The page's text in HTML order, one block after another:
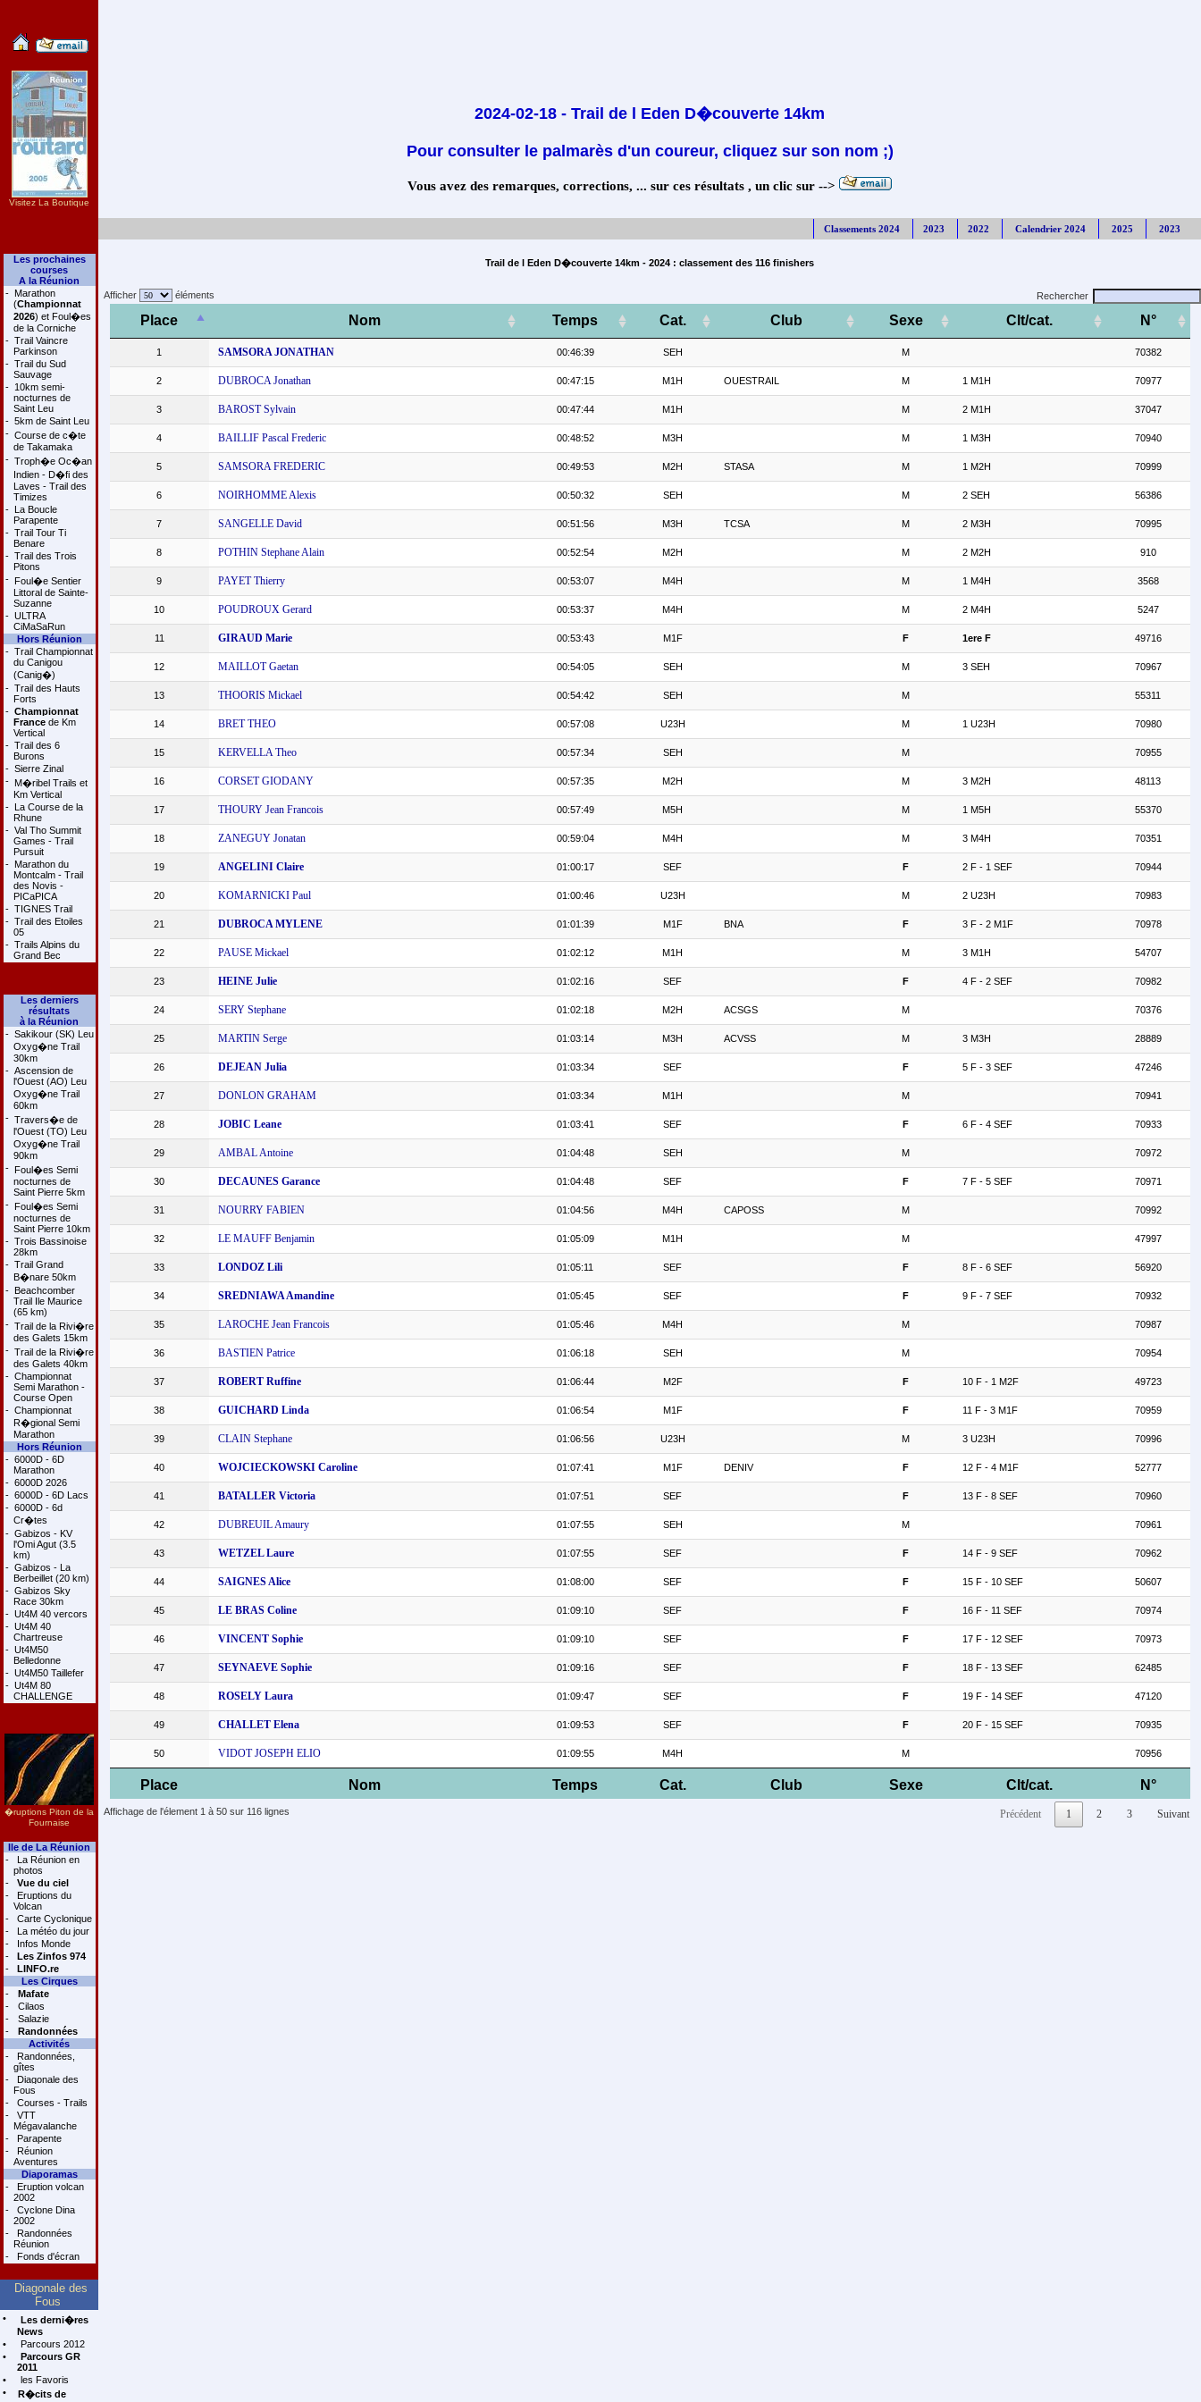
Visitez La Boutique
Les prochaines
courses
A la Réunion
- Marathon
(Championnat
2026) et Foul�es
de la Corniche
- Trail Vaincre
Parkinson
- Trail du Sud
Sauvage
- 10km semi-
nocturnes de
Saint Leu
- 5km de Saint Leu
- Course de c�te
de Takamaka
- Troph�e Oc�an
Indien - D�fi des
Laves - Trail des
Timizes
- La Boucle
Parapente
- Trail Tour Ti
Benare
- Trail des Trois
Pitons
- Foul�e Sentier
Littoral de Sainte-
Suzanne
- ULTRA
CiMaSaRun
Hors Réunion
- Trail Championnat
du Canigou
(Canig�)
- Trail des Hauts
Forts
- Championnat
Francede Km
Vertical
- Trail des 6
Burons
- Sierre Zinal
- M�ribel Trails et
Km Vertical
- La Course de la
Rhune
- Val Tho Summit
Games - Trail
Pursuit
- Marathon du
Montcalm - Trail
des Novis -
PICaPICA
- TIGNES Trail
- Trail des Etoiles
05
- Trails Alpins du
Grand Bec
Les derniers
résultats
à la Réunion
- Sakikour (SK) Leu
Oxyg�ne Trail
30km
- Ascension de
l'Ouest (AO) Leu
Oxyg�ne Trail
60km
- Travers�e de
l'Ouest (TO) Leu
Oxyg�ne Trail
90km
- Foul�es Semi
nocturnes de
Saint Pierre 5km
- Foul�es Semi
nocturnes de
Saint Pierre 10km
- Trois Bassinoise
28km
- Trail Grand
B�nare 50km
- Beachcomber
Trail Ile Maurice
(65 km)
- Trail de la Rivi�re
des Galets 15km
- Trail de la Rivi�re
des Galets 40km
- Championnat
Semi Marathon -
Course Open
- Championnat
R�gional Semi
Marathon
Hors Réunion
- 6000D - 6D
Marathon
- 6000D 2026
- 6000D - 6D Lacs
- 6000D - 6d
Cr�tes
- Gabizos - KV
l'Omi Agut (3.5
km)
- Gabizos - La
Berbeillet (20 km)
- Gabizos Sky
Race 30km
- Ut4M 40 vercors
- Ut4M 40
Chartreuse
- Ut4M50
Belledonne
- Ut4M50 Taillefer
- Ut4M 80
CHALLENGE
�ruptions Piton de la
Fournaise
Ile de La Réunion
-
La Réunion en
photos
-
Vue du ciel
-
Eruptions du
Volcan
-
Carte Cyclonique
-
La météo du jour
-
Infos Monde
-
Les Zinfos 974
-
LINFO.re
Les Cirques
-
Mafate
-
Cilaos
-
Salazie
-
Randonnées
Activités
-
Randonnées,
gîtes
-
Diagonale des
Fous
-
Courses - Trails
-
VTT
Mégavalanche
-
Parapente
-
Réunion
Aventures
Diaporamas
-
Eruption volcan
2002
-
Cyclone Dina
2002
-
Randonnées
Réunion
-
Fonds d'écran
Diagonale des
Fous
•
Les derni�res
News
•
Parcours 2012
•
Parcours GR
2011
•
les Favoris
•
R�cits de
2024-02-18 - Trail de l Eden D�couverte 14km
Pour consulter le palmarès d'un coureur, cliquez sur son nom ;)
Vous avez des remarques, corrections, ... sur ces résultats , un clic sur -->
Classements 2024 2023 2022 Calendrier 2024 2025 2023
Trail de l Eden D�couverte 14km - 2024 : classement des 116 finishers
Afficher éléments Rechercher
Place Nom Temps Cat. Club Sexe Clt/cat. N°
Place Nom Temps Cat. Club Sexe Clt/cat. N°
1 SAMSORA JONATHAN 00:46:39 SEH M 70382
2 DUBROCA Jonathan 00:47:15 M1H OUESTRAIL M 1 M1H 70977
3 BAROST Sylvain 00:47:44 M1H M 2 M1H 37047
4 BAILLIF Pascal Frederic 00:48:52 M3H M 1 M3H 70940
5 SAMSORA FREDERIC 00:49:53 M2H STASA M 1 M2H 70999
6 NOIRHOMME Alexis 00:50:32 SEH M 2 SEH 56386
7 SANGELLE David 00:51:56 M3H TCSA M 2 M3H 70995
8 POTHIN Stephane Alain 00:52:54 M2H M 2 M2H 910
9 PAYET Thierry 00:53:07 M4H M 1 M4H 3568
10 POUDROUX Gerard 00:53:37 M4H M 2 M4H 5247
11 GIRAUD Marie 00:53:43 M1F F 1ere F 49716
12 MAILLOT Gaetan 00:54:05 SEH M 3 SEH 70967
13 THOORIS Mickael 00:54:42 SEH M 55311
14 BRET THEO 00:57:08 U23H M 1 U23H 70980
15 KERVELLA Theo 00:57:34 SEH M 70955
16 CORSET GIODANY 00:57:35 M2H M 3 M2H 48113
17 THOURY Jean Francois 00:57:49 M5H M 1 M5H 55370
18 ZANEGUY Jonatan 00:59:04 M4H M 3 M4H 70351
19 ANGELINI Claire 01:00:17 SEF F 2 F - 1 SEF 70944
20 KOMARNICKI Paul 01:00:46 U23H M 2 U23H 70983
21 DUBROCA MYLENE 01:01:39 M1F BNA F 3 F - 2 M1F 70978
22 PAUSE Mickael 01:02:12 M1H M 3 M1H 54707
23 HEINE Julie 01:02:16 SEF F 4 F - 2 SEF 70982
24 SERY Stephane 01:02:18 M2H ACSGS M 70376
25 MARTIN Serge 01:03:14 M3H ACVSS M 3 M3H 28889
26 DEJEAN Julia 01:03:34 SEF F 5 F - 3 SEF 47246
27 DONLON GRAHAM 01:03:34 M1H M 70941
28 JOBIC Leane 01:03:41 SEF F 6 F - 4 SEF 70933
29 AMBAL Antoine 01:04:48 SEH M 70972
30 DECAUNES Garance 01:04:48 SEF F 7 F - 5 SEF 70971
31 NOURRY FABIEN 01:04:56 M4H CAPOSS M 70992
32 LE MAUFF Benjamin 01:05:09 M1H M 47997
33 LONDOZ Lili 01:05:11 SEF F 8 F - 6 SEF 56920
34 SREDNIAWA Amandine 01:05:45 SEF F 9 F - 7 SEF 70932
35 LAROCHE Jean Francois 01:05:46 M4H M 70987
36 BASTIEN Patrice 01:06:18 SEH M 70954
37 ROBERT Ruffine 01:06:44 M2F F 10 F - 1 M2F 49723
38 GUICHARD Linda 01:06:54 M1F F 11 F - 3 M1F 70959
39 CLAIN Stephane 01:06:56 U23H M 3 U23H 70996
40 WOJCIECKOWSKI Caroline 01:07:41 M1F DENIV F 12 F - 4 M1F 52777
41 BATALLER Victoria 01:07:51 SEF F 13 F - 8 SEF 70960
42 DUBREUIL Amaury 01:07:55 SEH M 70961
43 WETZEL Laure 01:07:55 SEF F 14 F - 9 SEF 70962
44 SAIGNES Alice 01:08:00 SEF F 15 F - 10 SEF 50607
45 LE BRAS Coline 01:09:10 SEF F 16 F - 11 SEF 70974
46 VINCENT Sophie 01:09:10 SEF F 17 F - 12 SEF 70973
47 SEYNAEVE Sophie 01:09:16 SEF F 18 F - 13 SEF 62485
48 ROSELY Laura 01:09:47 SEF F 19 F - 14 SEF 47120
49 CHALLET Elena 01:09:53 SEF F 20 F - 15 SEF 70935
50 VIDOT JOSEPH ELIO 01:09:55 M4H M 70956
Affichage de l'élement 1 à 50 sur 116 lignes Précédent 1 2 3 Suivant